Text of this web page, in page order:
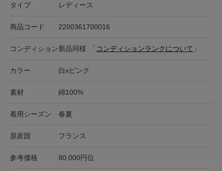
タイプ レディース
商品コード 2200361700016
コンディション新品同様 「 コンディションランクについて 」
カラー 白xピンク
素材 綿100%
着用シーズン 春夏
原産国 フランス
参考価格 80,000円位